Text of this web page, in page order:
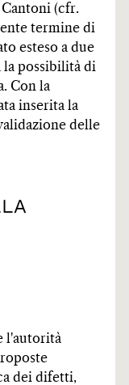
(cfr.
termine di
esteso a due
la possibilità di
Con la
inserita la
delle
l'autorità
dei difetti,